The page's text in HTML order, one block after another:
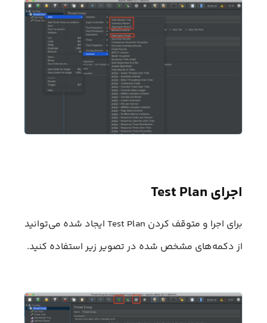
اجرای Test Plan
برای اجرا و متوقف کردن Test Plan ایجاد شده می‌توانید
از دکمه‌های مشخص شده در تصویر زیر استفاده کنید.